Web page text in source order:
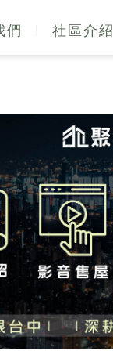
們 社區介紹